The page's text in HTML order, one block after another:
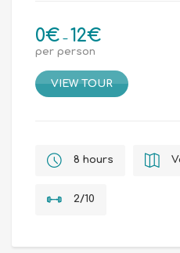
0€ – 12€
0€
through
per person
VIEW TOUR
8 hours
2/10